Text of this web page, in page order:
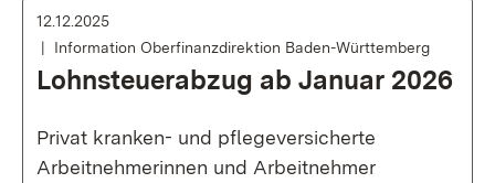
12.12.2025
Information Oberfinanzdirektion Baden-Württemberg
Lohnsteuerabzug ab Januar 2026
Privat kranken- und pflegeversicherte
Arbeitnehmerinnen und Arbeitnehmer